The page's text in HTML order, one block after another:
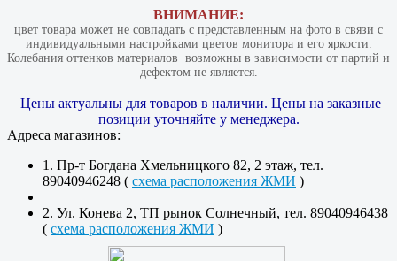
ВНИМАНИЕ:
цвет товара может не совпадать с представленным на фото в связи с
индивидуальными настройками цветов монитора и его яркости.
Колебания оттенков материалов​ ​ возможны в зависимости от партий и
дефектом не является.
Цены актуальны для товаров в наличии. Цены на заказные
позиции уточняйте у менеджера.
Адреса магазинов:
1. Пр-т Богдана Хмельницкого 82, 2 этаж, тел.
89040946248 ( схема расположения ЖМИ )
2. Ул. Конева 2, ТП рынок Солнечный, тел. 89040946438
( схема расположения ЖМИ )